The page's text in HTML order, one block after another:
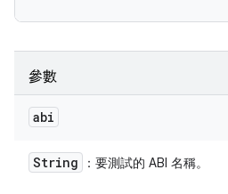
參數
abi
String ：要測試的 ABI 名稱。